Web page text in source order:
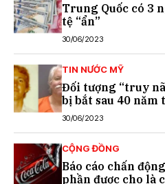
Trung Quốc có 3
tệ “ẩn”
30/06/2023
TIN NƯỚC MỸ
Đối tượng “truy
bị bắt sau 40 năm
30/06/2023
CỘNG ĐỒNG
Báo cáo chấn
phần được cho là